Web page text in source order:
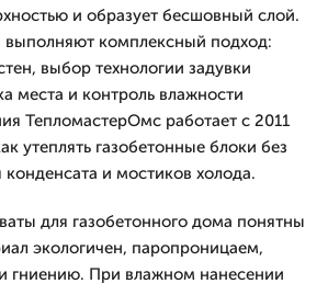
и образует бесшовный слой.
комплексный подход:
выбор технологии задувки
места и контроль влажности
ТепломастерОмс работает с 2011
утеплять газобетонные блоки без
конденсата и мостиков холода.
для газобетонного дома понятны
экологичен, паропроницаем,
гниению. При влажном нанесении